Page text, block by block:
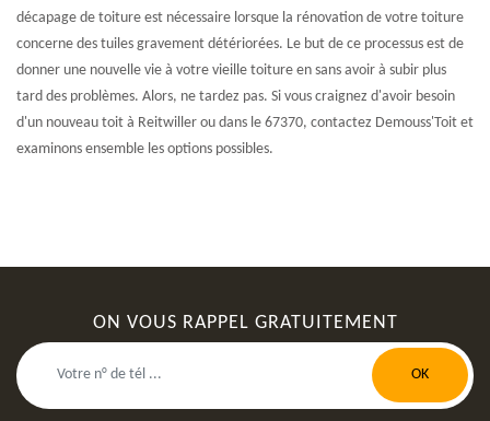
décapage de toiture est nécessaire lorsque la rénovation de votre toiture
concerne des tuiles gravement détériorées. Le but de ce processus est de
donner une nouvelle vie à votre vieille toiture en sans avoir à subir plus
tard des problèmes. Alors, ne tardez pas. Si vous craignez d'avoir besoin
d'un nouveau toit à Reitwiller ou dans le 67370, contactez Demouss'Toit et
examinons ensemble les options possibles.
ON VOUS RAPPEL GRATUITEMENT